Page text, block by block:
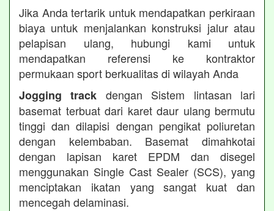
Jika Anda tertarik untuk mendapatkan perkiraan
biaya untuk menjalankan konstruksi jalur atau
pelapisan ulang, hubungi kami untuk
mendapatkan referensi ke kontraktor
permukaan sport berkualitas di wilayah Anda
Jogging track dengan Sistem lintasan lari
basemat terbuat dari karet daur ulang bermutu
tinggi dan dilapisi dengan pengikat poliuretan
dengan kelembaban. Basemat dimahkotai
dengan lapisan karet EPDM dan disegel
menggunakan Single Cast Sealer (SCS), yang
menciptakan ikatan yang sangat kuat dan
mencegah delaminasi.